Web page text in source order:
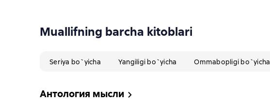
Muallifning barcha kitoblari
Seriya bo`yicha Yangiligi bo`yicha Ommabopligi bo`yicha
Антология мысли